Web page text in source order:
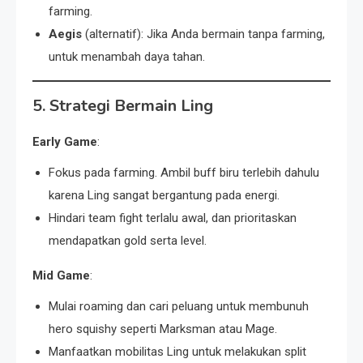
farming.
Aegis (alternatif): Jika Anda bermain tanpa farming,
untuk menambah daya tahan.
5. Strategi Bermain Ling
Early Game:
Fokus pada farming. Ambil buff biru terlebih dahulu
karena Ling sangat bergantung pada energi.
Hindari team fight terlalu awal, dan prioritaskan
mendapatkan gold serta level.
Mid Game:
Mulai roaming dan cari peluang untuk membunuh
hero squishy seperti Marksman atau Mage.
Manfaatkan mobilitas Ling untuk melakukan split